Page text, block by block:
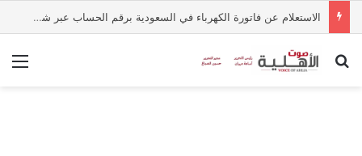
الاستعلام عن فاتورة الكهرباء في السعودية برقم الحساب عبر شركة الكهرباء
بحث عن